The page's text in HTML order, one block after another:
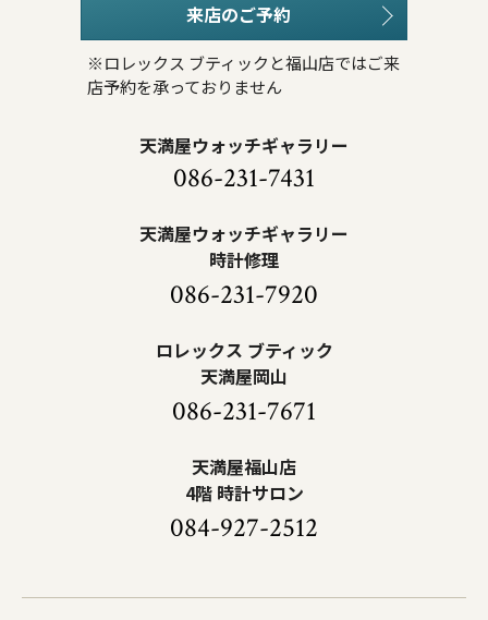
来店のご予約
※ロレックス ブティックと福山店ではご来
店予約を承っておりません
天満屋ウォッチギャラリー
086-231-7431
天満屋ウォッチギャラリー
時計修理
086-231-7920
ロレックス ブティック
天満屋岡山
086-231-7671
天満屋福山店
4階 時計サロン
084-927-2512